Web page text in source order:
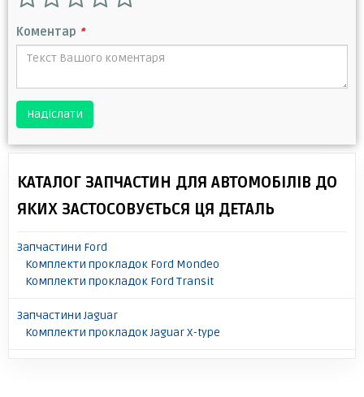
Коментар *
Надіслати
КАТАЛОГ ЗАПЧАСТИН ДЛЯ АВТОМОБІЛІВ ДО
ЯКИХ ЗАСТОСОВУЄТЬСЯ ЦЯ ДЕТАЛЬ
Запчастини Ford
Комплекти прокладок Ford Mondeo
Комплекти прокладок Ford Transit
Запчастини Jaguar
Комплекти прокладок Jaguar X-type